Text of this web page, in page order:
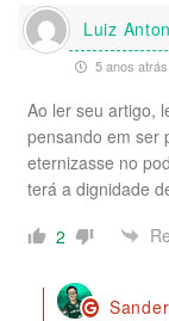
Luiz
5 anos atrás
Ao ler seu artigo,
pensando em ser
eternizasse no
terá a dignidade
2